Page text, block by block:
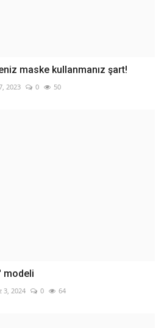
maske kullanmanız şart!
2023 0 50
modeli
3, 2024 0 64